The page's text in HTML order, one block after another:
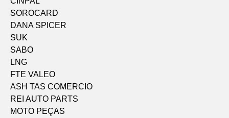
SOROCARD
DANA SPICER
SUK
SABO
LNG
FTE VALEO
ASH TAS COMERCIO
REI AUTO PARTS
MOTO PEÇAS